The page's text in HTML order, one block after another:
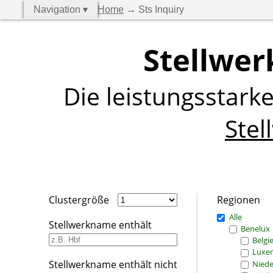
Navigation ▾ Home → Sts Inquiry
Die
Clustergröße
Stellwerkname enthält
Stellwerkname enthält nicht
Regionen
Alle
Benelux